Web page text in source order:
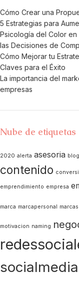
Cómo Crear una
5 Estrategias para
Psicología del Color
las Decisiones de
Cómo Mejorar tu
Claves para el Éxito
La importancia del
empresas
Nube de etiquetas
2020 alerta asesoria blog
contenido
emprendimiento empresa
marca marcapersonal marcas
motivacion naming
socialmedia